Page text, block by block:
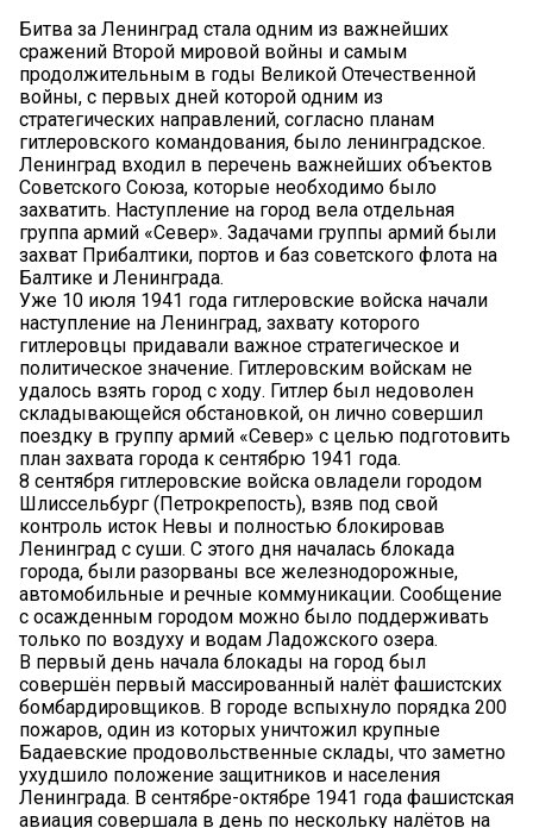
Битва за Ленинград стала одним из важнейших
сражений Второй мировой войны и самым
продолжительным в годы Великой Отечественной
войны, с первых дней которой одним из
стратегических направлений, согласно планам
гитлеровского командования, было ленинградское.
Ленинград входил в перечень важнейших объектов
Советского Союза, которые необходимо было
захватить. Наступление на город вела отдельная
группа армий «Север». Задачами группы армий были
захват Прибалтики, портов и баз советского флота на
Балтике и Ленинграда.
Уже 10 июля 1941 года гитлеровские войска начали
наступление на Ленинград, захвату которого
гитлеровцы придавали важное стратегическое и
политическое значение. Гитлеровским войскам не
удалось взять город с ходу. Гитлер был недоволен
складывающейся обстановкой, он лично совершил
поездку в группу армий «Север» с целью подготовить
план захвата города к сентябрю 1941 года.
8 сентября гитлеровские войска овладели городом
Шлиссельбург (Петрокрепость), взяв под свой
контроль исток Невы и полностью блокировав
Ленинград с суши. С этого дня началась блокада
города, были разорваны все железнодорожные,
автомобильные и речные коммуникации. Сообщение
с осажденным городом можно было поддерживать
только по воздуху и водам Ладожского озера.
В первый день начала блокады на город был
совершён первый массированный налёт фашистских
бомбардировщиков. В городе вспыхнуло порядка 200
пожаров, один из которых уничтожил крупные
Бадаевские продовольственные склады, что заметно
ухудшило положение защитников и населения
Ленинграда. В сентябре-октябре 1941 года фашистская
авиация совершала в день по нескольку налётов на